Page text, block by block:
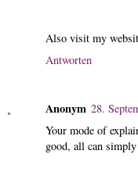
Also visit my
Antworten
Anonym 28.
Your mode of
good, all can